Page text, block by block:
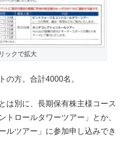
ックで拡大
の方。合計4000名。
は別に、長期保有株主様コース
トロールタワーツアー」とか、
ルツアー」に参加申し込みでき